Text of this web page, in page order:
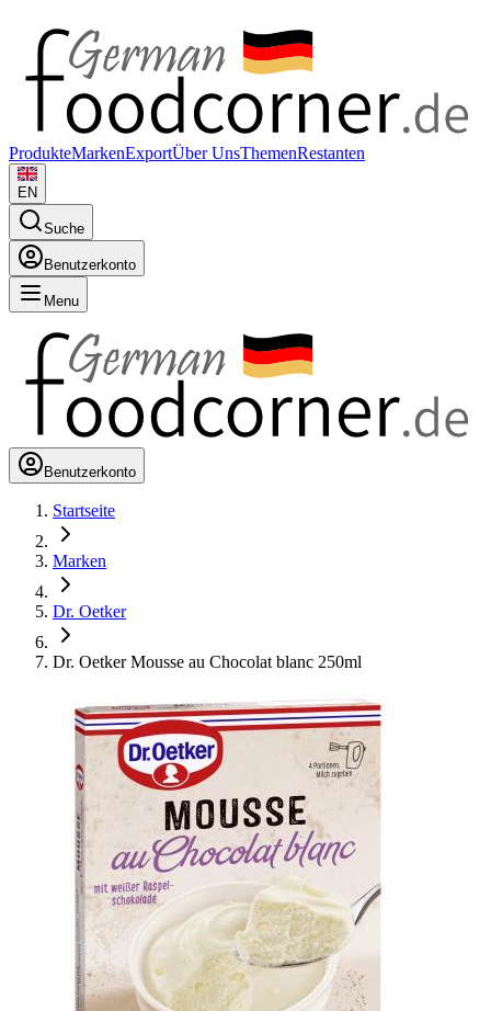
ProdukteMarkenExportÜber UnsThemenRestanten
EN
Suche
Benutzerkonto
Menu
Benutzerkonto
Startseite
Marken
Dr. Oetker
Dr. Oetker Mousse au Chocolat blanc 250ml